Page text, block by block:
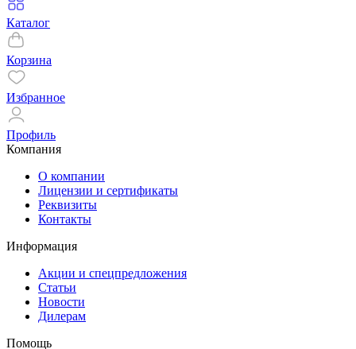
Каталог
Корзина
Избранное
Профиль
Компания
О компании
Лицензии и сертификаты
Реквизиты
Контакты
Информация
Акции и спецпредложения
Статьи
Новости
Дилерам
Помощь